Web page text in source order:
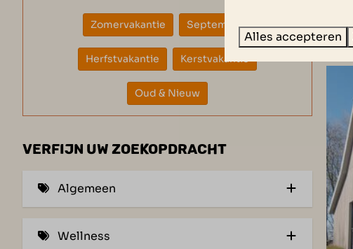
Zomervakantie September
Herfstvakantie Kerstvakantie
Oud & Nieuw
VERFIJN UW ZOEKOPDRACHT
Algemeen
Wellness
Alles accepteren